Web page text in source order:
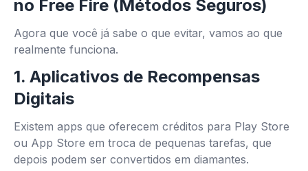
no Free Fire (Métodos Seguros)
Agora que você já sabe o que evitar, vamos ao que
realmente funciona.
1. Aplicativos de Recompensas
Digitais
Existem apps que oferecem créditos para Play Store
ou App Store em troca de pequenas tarefas, que
depois podem ser convertidos em diamantes.